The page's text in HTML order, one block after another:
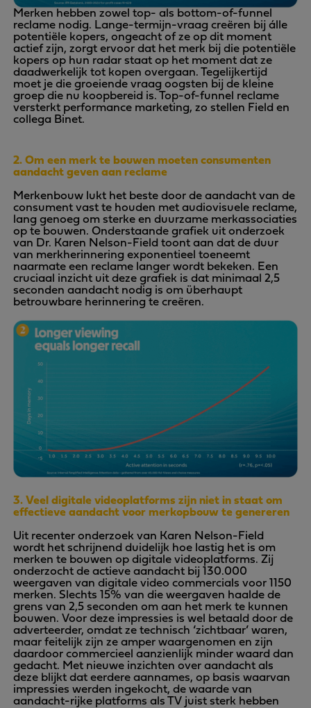
Merken hebben zowel top- als bottom-of-funnel
reclame nodig. Lange-termijn-vraag creëren bij álle
potentiële kopers, ongeacht of ze op dit moment
actief zijn, zorgt ervoor dat het merk bij die potentiële
kopers op hun radar staat op het moment dat ze
daadwerkelijk tot kopen overgaan. Tegelijkertijd
moet je die groeiende vraag oogsten bij de kleine
groep die nu koopbereid is. Top-of-funnel reclame
versterkt performance marketing, zo stellen Field en
collega Binet.
2. Om een merk te bouwen moeten consumenten
aandacht geven aan reclame
Merkenbouw lukt het beste door de aandacht van de
consument vast te houden met audiovisuele reclame,
lang genoeg om sterke en duurzame merkassociaties
op te bouwen. Onderstaande grafiek uit onderzoek
van Dr. Karen Nelson-Field toont aan dat de duur
van merkherinnering exponentieel toeneemt
naarmate een reclame langer wordt bekeken. Een
cruciaal inzicht uit deze grafiek is dat minimaal 2,5
seconden aandacht nodig is om überhaupt
betrouwbare herinnering te creëren.
3. Veel digitale videoplatforms zijn niet in staat om
effectieve aandacht voor merkopbouw te genereren
Uit recenter onderzoek van Karen Nelson-Field
wordt het schrijnend duidelijk hoe lastig het is om
merken te bouwen op digitale videoplatforms. Zij
onderzocht de actieve aandacht bij 130.000
weergaven van digitale video commercials voor 1150
merken. Slechts 15% van die weergaven haalde de
grens van 2,5 seconden om aan het merk te kunnen
bouwen. Voor deze impressies is wel betaald door de
adverteerder, omdat ze technisch ‘zichtbaar’ waren,
maar feitelijk zijn ze amper waargenomen en zijn
daardoor commercieel aanzienlijk minder waard dan
gedacht. Met nieuwe inzichten over aandacht als
deze blijkt dat eerdere aannames, op basis waarvan
impressies werden ingekocht, de waarde van
aandacht-rijke platforms als TV juist sterk hebben